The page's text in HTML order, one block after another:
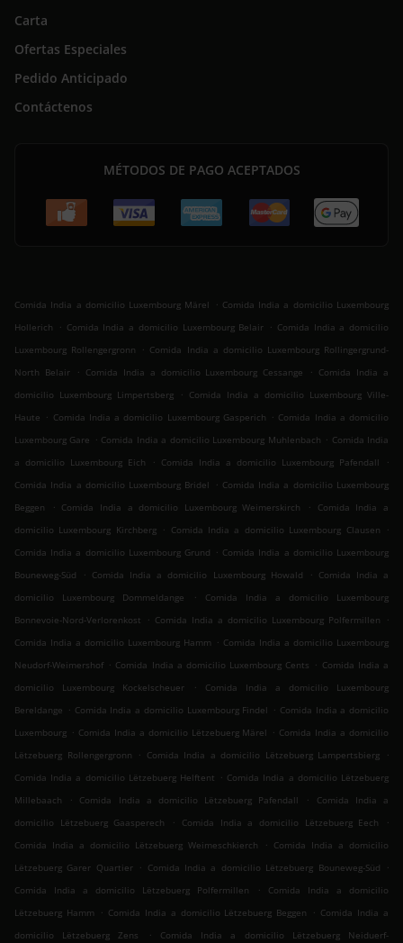
Carta
Ofertas Especiales
Pedido Anticipado
Contáctenos
MÉTODOS DE PAGO ACEPTADOS
Comida India a domicilio Luxembourg Märel . Comida India a domicilio Luxembourg
Hollerich
. Comida India a domicilio Luxembourg Belair . Comida India a domicilio
Luxembourg Rollengergronn
. Comida India a domicilio Luxembourg Rollingergrund-
North Belair
. Comida India a domicilio Luxembourg Cessange . Comida India a
domicilio Luxembourg Limpertsberg
. Comida India a domicilio Luxembourg Ville-
Haute . Comida India a domicilio Luxembourg Gasperich . Comida India a domicilio
Luxembourg Gare . Comida India a domicilio Luxembourg Muhlenbach . Comida India
a domicilio Luxembourg Eich
. Comida India a domicilio Luxembourg Pafendall
.
Comida India a domicilio Luxembourg Bridel
. Comida India a domicilio Luxembourg
Beggen
. Comida India a domicilio Luxembourg Weimerskirch .
Comida India a
domicilio Luxembourg Kirchberg . Comida India a domicilio Luxembourg Clausen
.
Comida India a domicilio Luxembourg Grund . Comida India a domicilio Luxembourg
Bouneweg-Süd
. Comida India a domicilio Luxembourg Howald . Comida India a
domicilio Luxembourg Dommeldange
.
Comida India a domicilio Luxembourg
Bonnevoie-Nord-Verlorenkost
. Comida India a domicilio Luxembourg Polfermillen
.
Comida India a domicilio Luxembourg Hamm . Comida India a domicilio Luxembourg
Neudorf-Weimershof . Comida India a domicilio Luxembourg Cents . Comida India a
domicilio Luxembourg Kockelscheuer
.
Comida India a domicilio Luxembourg
Bereldange . Comida India a domicilio Luxembourg Findel . Comida India a domicilio
Luxembourg . Comida India a domicilio Lëtzebuerg Märel . Comida India a domicilio
Lëtzebuerg Rollengergronn
. Comida India a domicilio Lëtzebuerg Lampertsbierg
.
Comida India a domicilio Lëtzebuerg Helftent . Comida India a domicilio Lëtzebuerg
Millebaach
. Comida India a domicilio Lëtzebuerg Pafendall .
Comida India a
domicilio Lëtzebuerg Gaasperech
. Comida India a domicilio Lëtzebuerg Eech
.
Comida India a domicilio Lëtzebuerg Weimeschkierch
. Comida India a domicilio
Lëtzebuerg Garer Quartier . Comida India a domicilio Lëtzebuerg Bouneweg-Süd
.
Comida India a domicilio Lëtzebuerg Polfermillen
.
Comida India a domicilio
Lëtzebuerg Hamm
. Comida India a domicilio Lëtzebuerg Beggen . Comida India a
domicilio Lëtzebuerg Zens
.
Comida India a domicilio Lëtzebuerg Neiduerf-